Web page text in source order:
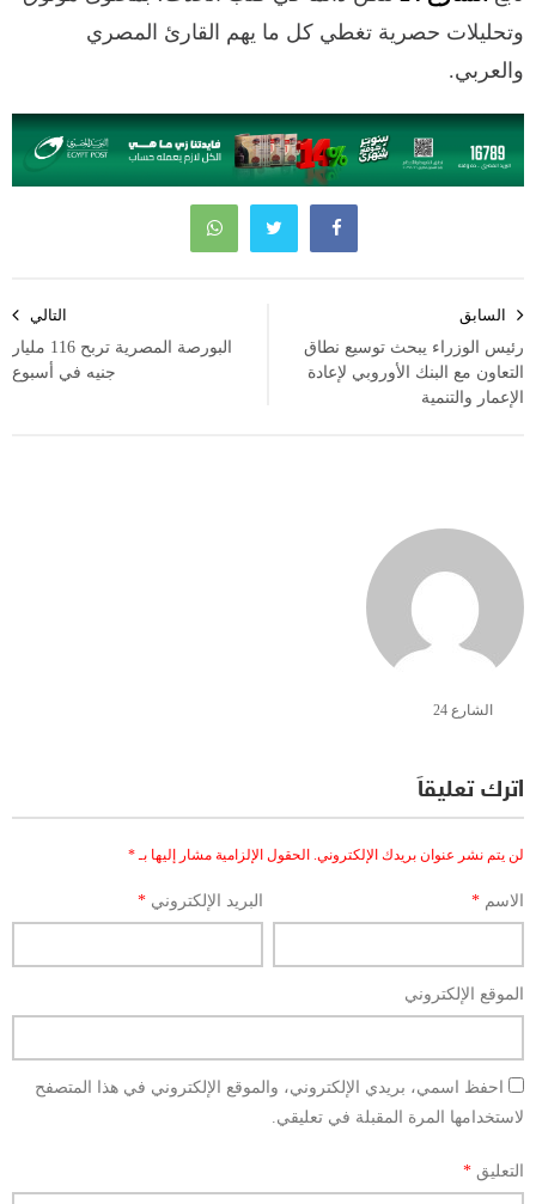
وتحليلات حصرية تغطي كل ما يهم القارئ المصري
والعربي.
المقالات
السابق
رئيس الوزراء يبحث توسيع نطاق
التعاون مع البنك الأوروبي لإعادة
الإعمار والتنمية
التالي
البورصة المصرية تربح 116 مليار
جنيه في أسبوع
الشارع 24
اترك تعليقاً
لن يتم نشر عنوان بريدك الإلكتروني. الحقول الإلزامية مشار إليها بـ*
الاسم * البريد الإلكتروني*
الموقع الإلكتروني
احفظ اسمي، بريدي الإلكتروني، والموقع الإلكتروني في هذا المتصفح
لاستخدامها المرة المقبلة في تعليقي.
التعليق *